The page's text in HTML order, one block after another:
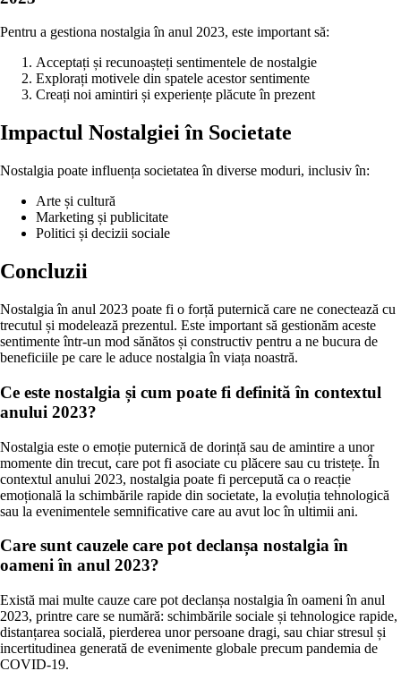
Pentru a gestiona nostalgia în anul 2023, este important să:
Acceptați și recunoașteți sentimentele de nostalgie
Explorați motivele din spatele acestor sentimente
Creați noi amintiri și experiențe plăcute în prezent
Impactul Nostalgiei în Societate
Nostalgia poate influența societatea în diverse moduri, inclusiv în:
Arte și cultură
Marketing și publicitate
Politici și decizii sociale
Concluzii
Nostalgia în anul 2023 poate fi o forță puternică care ne conectează cu
trecutul și modelează prezentul. Este important să gestionăm aceste
sentimente într-un mod sănătos și constructiv pentru a ne bucura de
beneficiile pe care le aduce nostalgia în viața noastră.
Ce este nostalgia și cum poate fi definită în contextul
anului 2023?
Nostalgia este o emoție puternică de dorință sau de amintire a unor
momente din trecut, care pot fi asociate cu plăcere sau cu tristețe. În
contextul anului 2023, nostalgia poate fi percepută ca o reacție
emoțională la schimbările rapide din societate, la evoluția tehnologică
sau la evenimentele semnificative care au avut loc în ultimii ani.
Care sunt cauzele care pot declanșa nostalgia în
oameni în anul 2023?
Există mai multe cauze care pot declanșa nostalgia în oameni în anul
2023, printre care se numără: schimbările sociale și tehnologice rapide,
distanțarea socială, pierderea unor persoane dragi, sau chiar stresul și
incertitudinea generată de evenimente globale precum pandemia de
COVID-19.